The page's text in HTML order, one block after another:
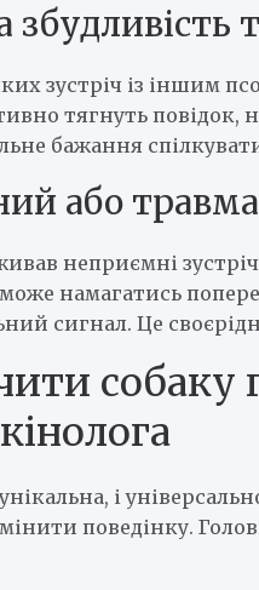
зустріч із іншим
тягнуть
бажання
або
неприємні
намагатись
сигнал. Це
собаку
і
поведінку.